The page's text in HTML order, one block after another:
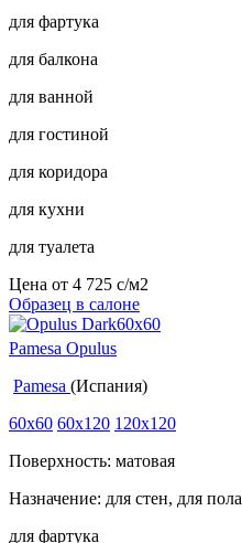
для фартука
для балкона
для ванной
для гостиной
для коридора
для кухни
для туалета
Цена от 4 725 c/м2
Образец в салоне
Pamesa Opulus
Pamesa (Испания)
60x60 60x120 120x120
Поверхность: матовая
Назначение: для стен, для пола
для фартука